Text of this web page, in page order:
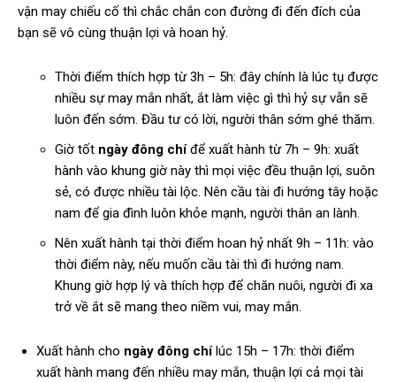
vận may chiếu cố thì chắc chắn con đường đi đến đích của
bạn sẽ vô cùng thuận lợi và hoan hỷ.
Thời điểm thích hợp từ 3h – 5h: đây chính là lúc tụ được
nhiều sự may mắn nhất, ắt làm việc gì thì hỷ sự vẫn sẽ
luôn đến sớm. Đầu tư có lời, người thân sớm ghé thăm.
Giờ tốt ngày đông chíđể xuất hành từ 7h – 9h: xuất
hành vào khung giờ này thì mọi việc đều thuận lợi, suôn
sẻ, có được nhiều tài lộc. Nên cầu tài đi hướng tây hoặc
nam để gia đình luôn khỏe mạnh, người thân an lành.
Nên xuất hành tại thời điểm hoan hỷ nhất 9h – 11h: vào
thời điểm này, nếu muốn cầu tài thì đi hướng nam.
Khung giờ hợp lý và thích hợp để chăn nuôi, người đi xa
trở về ắt sẽ mang theo niềm vui, may mắn.
Xuất hành cho ngày đông chí lúc 15h – 17h: thời điểm
xuất hành mang đến nhiều may mắn, thuận lợi cả mọi tài